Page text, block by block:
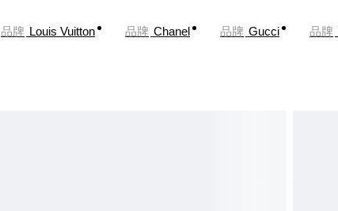
品牌 Louis Vuitton 品牌 Chanel 品牌 Gucci 品牌